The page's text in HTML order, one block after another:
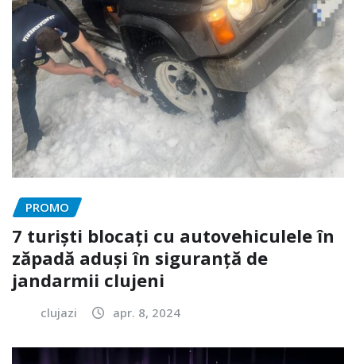
PROMO
7 turiști blocați cu autovehiculele în
zăpadă aduși în siguranță de
jandarmii clujeni
clujazi apr. 8, 2024